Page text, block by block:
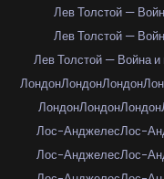
Лев Толстой —
Лев Толстой —
Лев Толстой — Война и
ЛондонЛондонЛондон
ЛондонЛондонЛондон
Лос-АнджелесЛос-
Лос-АнджелесЛос-